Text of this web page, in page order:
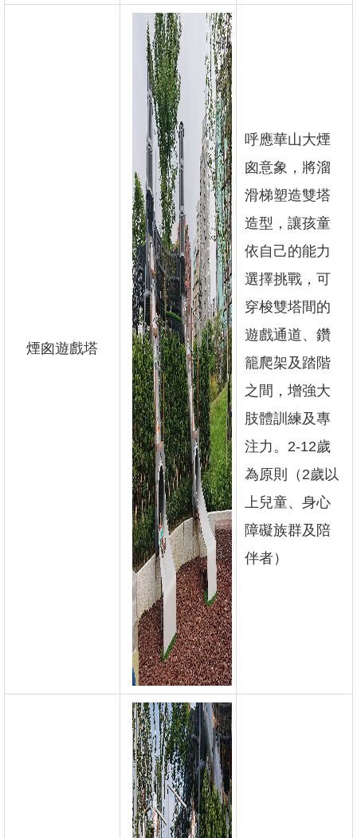
煙囪遊戲塔
呼應華山大煙
囪意象，將溜
滑梯塑造雙塔
造型，讓孩童
依自己的能力
選擇挑戰，可
穿梭雙塔間的
遊戲通道、鑽
籠爬架及踏階
之間，增強大
肢體訓練及專
注力。2-12歲
為原則（2歲以
上兒童、身心
障礙族群及陪
伴者）